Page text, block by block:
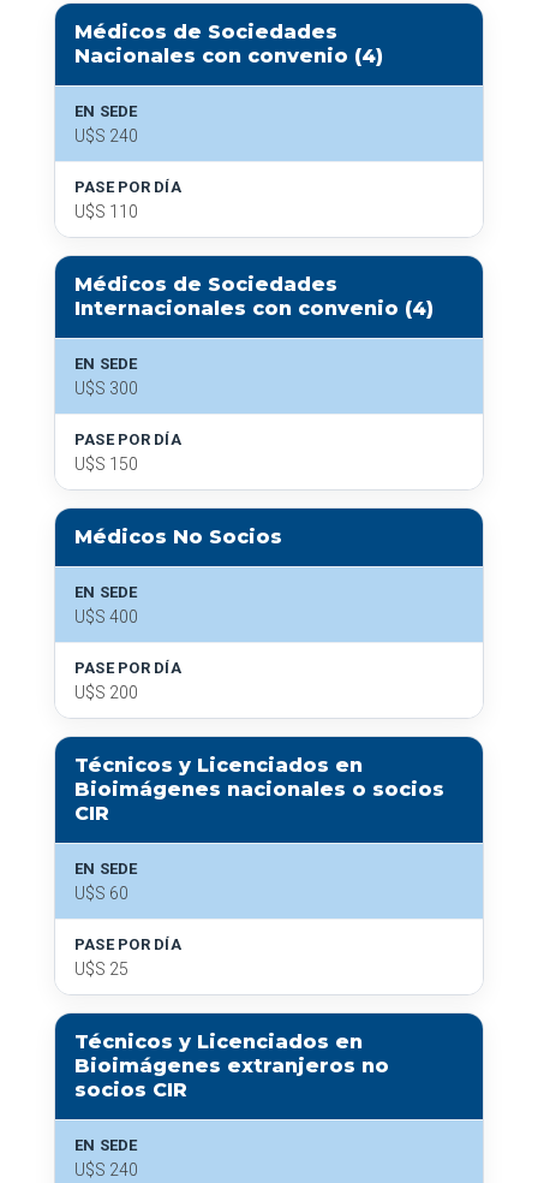
Médicos de Sociedades
Nacionales con convenio (4)
EN SEDE
U$S 240
PASE POR DÍA
U$S 110
Médicos de Sociedades
Internacionales con convenio (4)
EN SEDE
U$S 300
PASE POR DÍA
U$S 150
Médicos No Socios
EN SEDE
U$S 400
PASE POR DÍA
U$S 200
Técnicos y Licenciados en
Bioimágenes nacionales o socios
CIR
EN SEDE
U$S 60
PASE POR DÍA
U$S 25
Técnicos y Licenciados en
Bioimágenes extranjeros no
socios CIR
EN SEDE
U$S 240